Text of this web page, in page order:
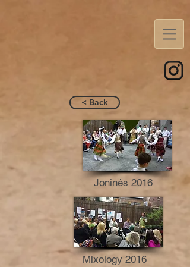
< Back
Joninės 2016
Mixology 2016